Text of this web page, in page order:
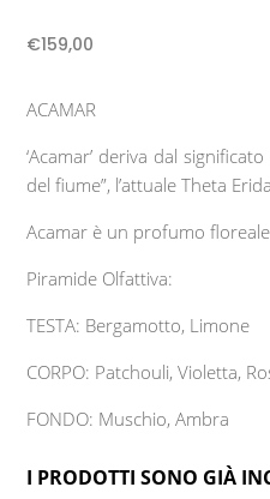
€159,00
ACAMAR
‘Acamar’ deriva dal
del fiume”, l’attuale Theta
Acamar è un profumo
Piramide Olfattiva:
TESTA: Bergamotto, Limone
CORPO: Patchouli, Violetta,
FONDO: Muschio, Ambra
I PRODOTTI SONO GIÀ